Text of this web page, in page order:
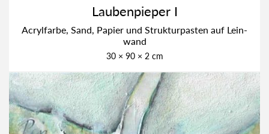
Lau­ben­pie­per I
Acryl­far­be, Sand, Papier und Struk­tur­pas­ten auf Lein­
wand
30 × 90 × 2 cm